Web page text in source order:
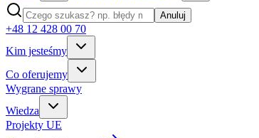
Anuluj
+48 12 428 00 70
Kim jesteśmy
Co oferujemy
Wygrane sprawy
Wiedza
Projekty UE